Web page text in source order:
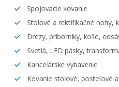
Spojovacie kovanie
Stolové a rektifikačné nohy,
Drezy, príborníky, koše,
Svetlá, LED pásky,
Kancelárske vybavenie
Kovanie stolové, posteľové